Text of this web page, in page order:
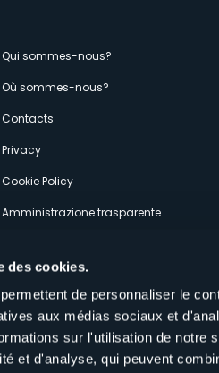
des cookies.
de personnaliser le
aux médias sociaux et
sur l'utilisation de notre
et d'analyse, qui peuvent
Menù
Qui sommes-nous?
Où sommes-nous?
Contacts
Privacy
Cookie Policy
Amministrazione trasparente